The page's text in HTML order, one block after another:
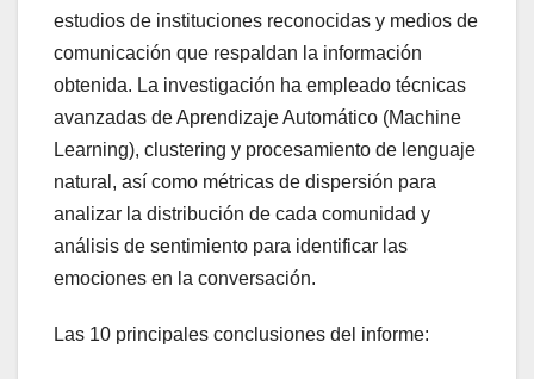
estudios de instituciones reconocidas y medios de
comunicación que respaldan la información
obtenida. La investigación ha empleado técnicas
avanzadas de Aprendizaje Automático (Machine
Learning), clustering y procesamiento de lenguaje
natural, así como métricas de dispersión para
analizar la distribución de cada comunidad y
análisis de sentimiento para identificar las
emociones en la conversación.
Las 10 principales conclusiones del informe: